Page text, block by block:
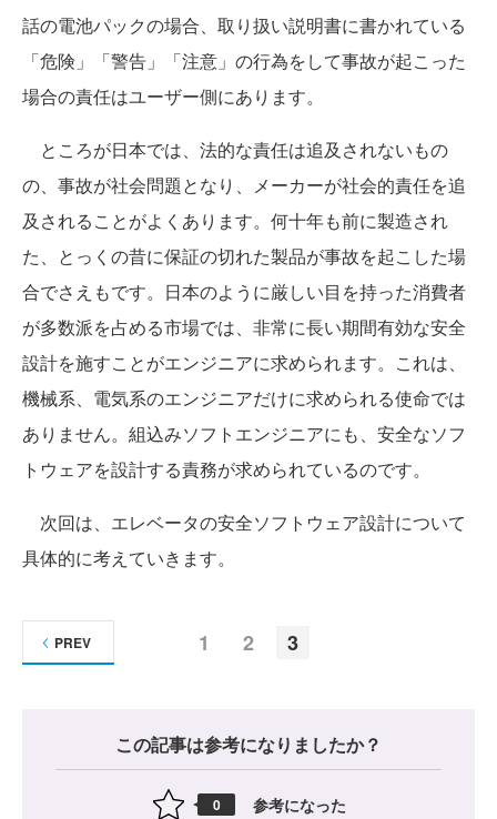
話の電池パックの場合、取り扱い説明書に書かれている
「危険」「警告」「注意」の行為をして事故が起こった
場合の責任はユーザー側にあります。
ところが日本では、法的な責任は追及されないもの
の、事故が社会問題となり、メーカーが社会的責任を追
及されることがよくあります。何十年も前に製造され
た、とっくの昔に保証の切れた製品が事故を起こした場
合でさえもです。日本のように厳しい目を持った消費者
が多数派を占める市場では、非常に長い期間有効な安全
設計を施すことがエンジニアに求められます。これは、
機械系、電気系のエンジニアだけに求められる使命では
ありません。組込みソフトエンジニアにも、安全なソフ
トウェアを設計する責務が求められているのです。
次回は、エレベータの安全ソフトウェア設計について
具体的に考えていきます。
1 2 3
PREV
この記事は参考になりましたか？
0 参考になった